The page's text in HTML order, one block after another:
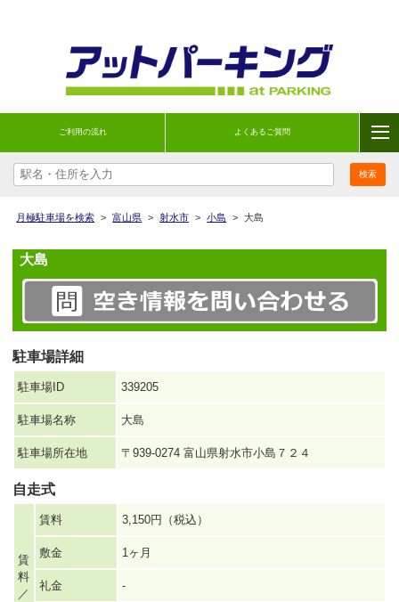
ご利用の流れ よくあるご質問
月極駐車場を検索 > 富山県 > 射水市 > 小島 > 大島
大島
駐車場詳細
駐車場ID 339205
駐車場名称 大島
駐車場所在地 〒939-0274 富山県射水市小島７２４
自走式
賃
料
／
賃料 3,150円（税込）
敷金 1ヶ月
礼金 -